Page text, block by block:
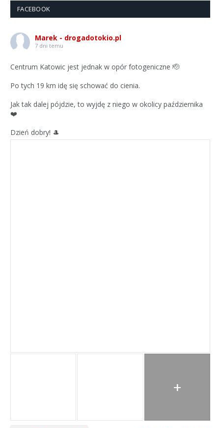
FACEBOOK
Marek - drogadotokio.pl
7 dni temu
Centrum Katowic jest jednak w opór fotogeniczne 🫡
Po tych 19 km idę się schować do cienia.
Jak tak dalej pójdzie, to wyjdę z niego w okolicy października
❤️
Dzień dobry! 🎩
+